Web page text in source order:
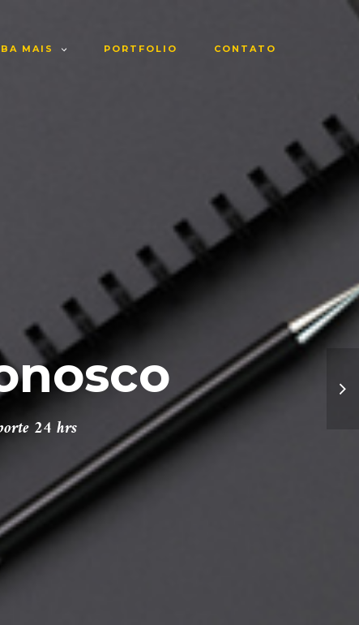
MAIS PORTFOLIO CONTATO
24 hrs